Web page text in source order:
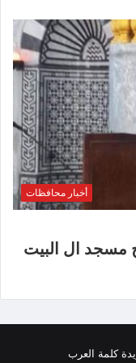
أخبار محافظات
مسجد ال البيت